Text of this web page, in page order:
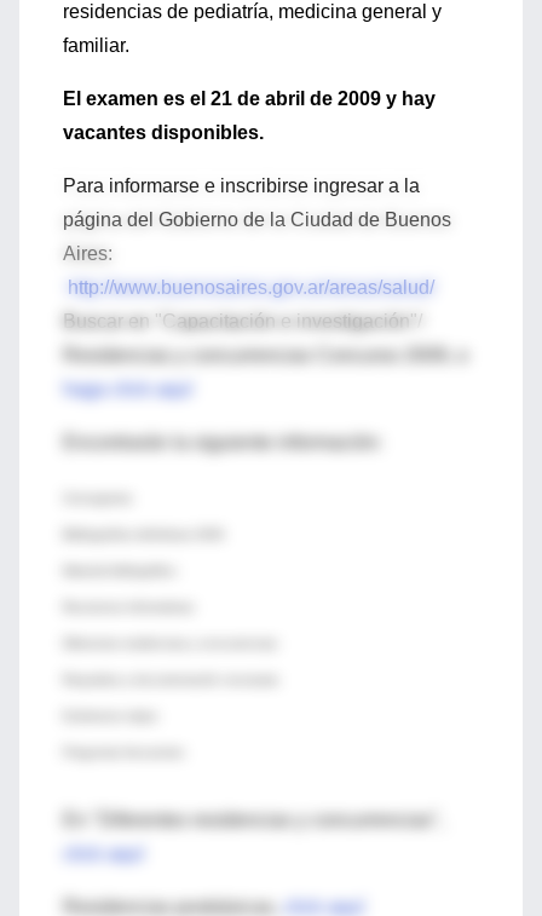
residencias de pediatría, medicina general y
familiar.
El examen es el 21 de abril de 2009 y hay
vacantes disponibles.
Para informarse e inscribirse ingresar a la
página del Gobierno de la Ciudad de Buenos
Aires:
http://www.buenosaires.gov.ar/areas/salud/
Buscar en "Capacitación e investigación"/
haga click aquí
Encontrarán la siguiente información:
click aquí
click aquí